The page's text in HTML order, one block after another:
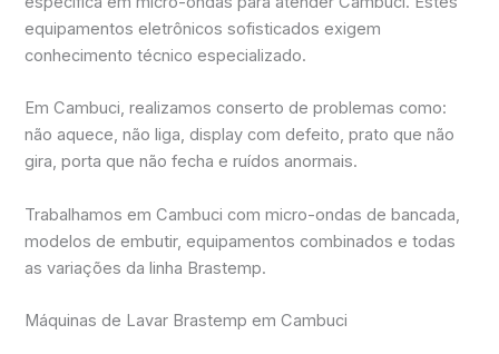
equipamentos eletrônicos sofisticados exigem
conhecimento técnico especializado.
Em Cambuci, realizamos conserto de problemas como:
não aquece, não liga, display com defeito, prato que não
gira, porta que não fecha e ruídos anormais.
Trabalhamos em Cambuci com micro-ondas de bancada,
modelos de embutir, equipamentos combinados e todas
as variações da linha Brastemp.
Máquinas de Lavar Brastemp em Cambuci